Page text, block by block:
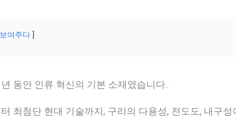
보여주다
동안 인류 혁신의 기본 소재였습니다..
최첨단 현대 기술까지, 구리의 다용성, 전도도, 내구성